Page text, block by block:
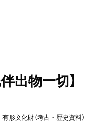
出物一切】
形文化財（考古・歴史資料）